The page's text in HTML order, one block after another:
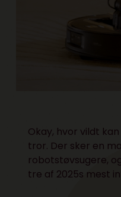
Okay, hvor vildt
tror. Der sker en
robotstøvsugere,
tre af 2025s mest